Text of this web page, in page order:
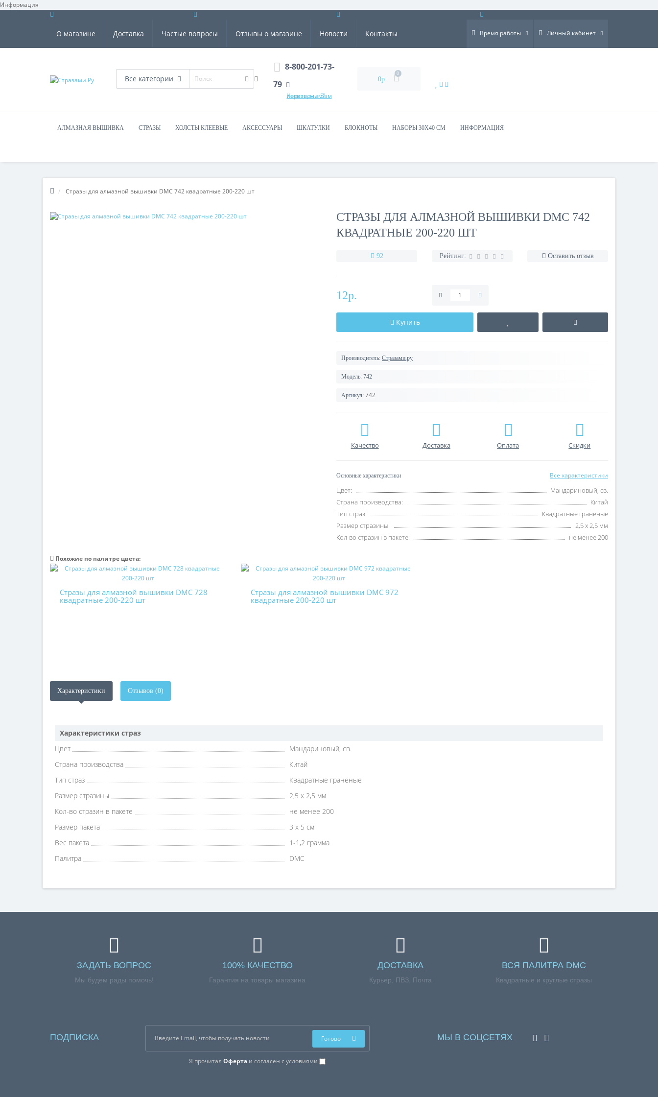
Информация ×
О магазине Доставка Частые вопросы Отзывы о магазине Новости Контакты Время работы Личный кабинет
Все категории
8-800-201-73-
79
Хотите, мы Вам перезвоним?
0р.
0
АЛМАЗНАЯ ВЫШИВКА СТРАЗЫ ХОЛСТЫ КЛЕЕВЫЕ АКСЕССУАРЫ ШКАТУЛКИ БЛОКНОТЫ НАБОРЫ 30Х40 СМ ИНФОРМАЦИЯ
Стразы для алмазной вышивки DMC 742 квадратные 200-220 шт
СТРАЗЫ ДЛЯ АЛМАЗНОЙ ВЫШИВКИ DMC 742
КВАДРАТНЫЕ 200-220 ШТ
92 Рейтинг: Оставить отзыв
12р.
Купить
Производитель: Стразами.ру
Модель: 742
Артикул: 742
Качество Доставка Оплата Скидки
Основные характеристики Все характеристики
Цвет:
Мандариновый, св.
Страна производства:
Китай
Тип страз:
Квадратные гранёные
Размер стразины:
2,5 х 2,5 мм
Кол-во стразин в пакете:
не менее 200
Похожие по палитре цвета:
Стразы для алмазной вышивки DMC 728
квадратные 200-220 шт
Стразы для алмазной вышивки DMC 972
квадратные 200-220 шт
Характеристики Отзывов (0)
Характеристики страз
Цвет
Мандариновый, св.
Страна производства
Китай
Тип страз
Квадратные гранёные
Размер стразины
2,5 х 2,5 мм
Кол-во стразин в пакете
не менее 200
Размер пакета
3 х 5 см
Вес пакета
1-1,2 грамма
Палитра
DMC
ЗАДАТЬ ВОПРОС
Мы будем рады помочь!
100% КАЧЕСТВО
Гарантия на товары магазина
ДОСТАВКА
Курьер, ПВЗ, Почта
ВСЯ ПАЛИТРА DMC
Квадратные и круглые стразы
ПОДПИСКА
Я прочиталОферта и согласен с условиями
Готово МЫ В СОЦСЕТЯХ